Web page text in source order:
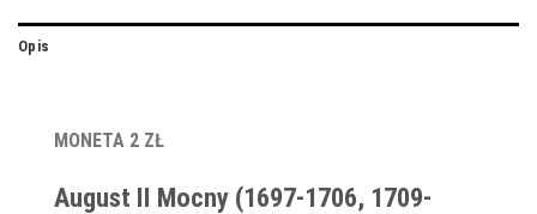
Opis
MONETA 2 ZŁ
August II Mocny (1697-1706, 1709-